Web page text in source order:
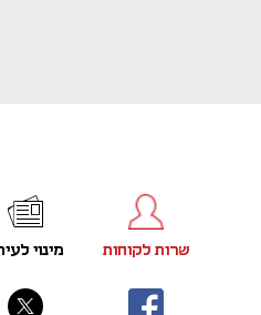
שרות לקוחות מינוי